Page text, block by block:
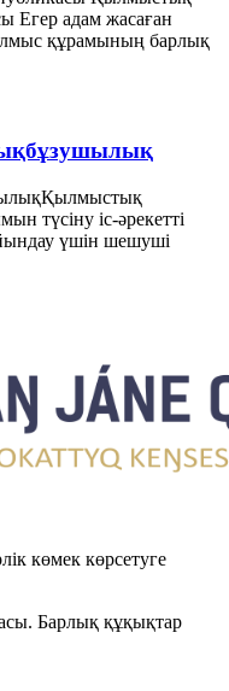
Егер адам жасаған
құрамының барлық
түсіну іс-әрекетті
үшін шешуші
көмек көрсетуге
Барлық құқықтар